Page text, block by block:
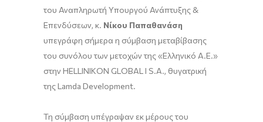
του Αναπληρωτή Υπουργού Ανάπτυξης &
Επενδύσεων, κ. Νίκου Παπαθανάση
υπεγράφη σήμερα η σύμβαση μεταβίβασης
του συνόλου των μετοχών της «Ελληνικό Α.Ε.»
στην HELLINIKON GLOBAL I S.A., θυγατρική
της Lamda Development.
Τη σύμβαση υπέγραψαν εκ μέρους του